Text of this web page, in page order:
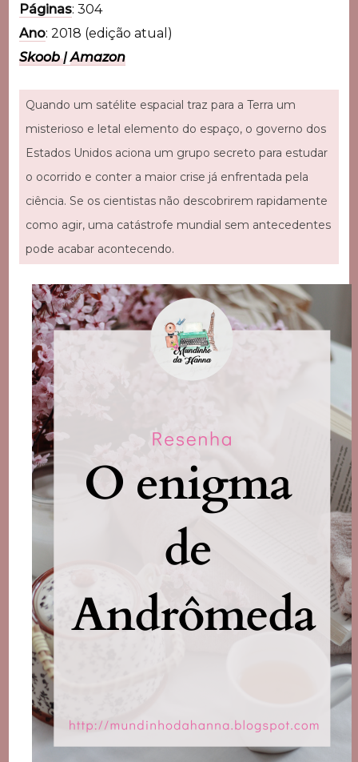
Páginas: 304
Ano: 2018 (edição atual)
Skoob|Amazon
Quando um satélite espacial traz para a Terra um
misterioso e letal elemento do espaço, o governo dos
Estados Unidos aciona um grupo secreto para estudar
o ocorrido e conter a maior crise já enfrentada pela
ciência. Se os cientistas não descobrirem rapidamente
como agir, uma catástrofe mundial sem antecedentes
pode acabar acontecendo.